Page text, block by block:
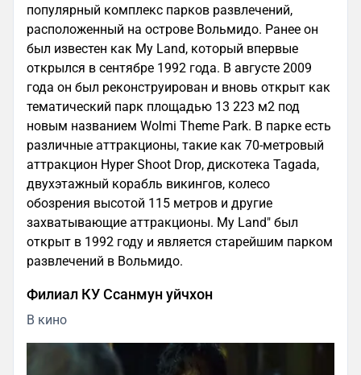
популярный комплекс парков развлечений,
расположенный на острове Вольмидо. Ранее он
был известен как My Land, который впервые
открылся в сентябре 1992 года. В августе 2009
года он был реконструирован и вновь открыт как
тематический парк площадью 13 223 м2 под
новым названием Wolmi Theme Park. В парке есть
различные аттракционы, такие как 70-метровый
аттракцион Hyper Shoot Drop, дискотека Tagada,
двухэтажный корабль викингов, колесо
обозрения высотой 115 метров и другие
захватывающие аттракционы. My Land" был
открыт в 1992 году и является старейшим парком
развлечений в Вольмидо.
Филиал КУ Ссанмун уйчхон
В кино